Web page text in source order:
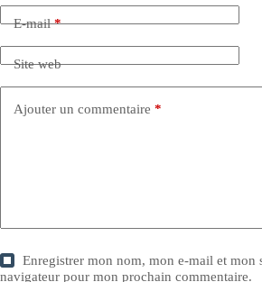
E-mail*
Site web
Ajouter un commentaire *
Enregistrer mon nom, mon e-mail et mon
navigateur pour mon prochain commentaire.